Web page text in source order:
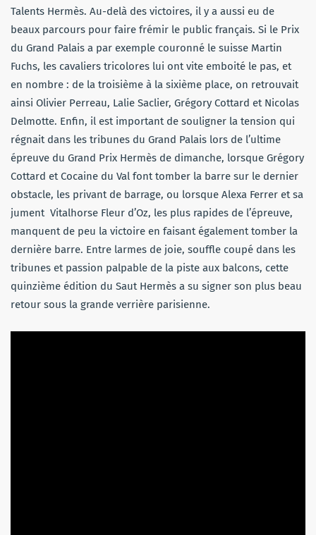
Talents Hermès. Au-delà des victoires, il y a aussi eu de
beaux parcours pour faire frémir le public français. Si le Prix
du Grand Palais a par exemple couronné le suisse Martin
Fuchs, les cavaliers tricolores lui ont vite emboité le pas, et
en nombre : de la troisième à la sixième place, on retrouvait
ainsi Olivier Perreau, Lalie Saclier, Grégory Cottard et Nicolas
Delmotte. Enfin, il est important de souligner la tension qui
régnait dans les tribunes du Grand Palais lors de l’ultime
épreuve du Grand Prix Hermès de dimanche, lorsque Grégory
Cottard et Cocaine du Val font tomber la barre sur le dernier
obstacle, les privant de barrage, ou lorsque Alexa Ferrer et sa
jument Vitalhorse Fleur d’Oz, les plus rapides de l’épreuve,
manquent de peu la victoire en faisant également tomber la
dernière barre. Entre larmes de joie, souffle coupé dans les
tribunes et passion palpable de la piste aux balcons, cette
quinzième édition du Saut Hermès a su signer son plus beau
retour sous la grande verrière parisienne.